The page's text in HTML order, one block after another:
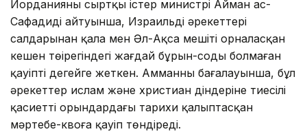
Иорданияның сыртқы істер министрі Айман ас-
Сафадидің айтуынша, Израильдің әрекеттері
салдарынан қала мен Әл-Ақса мешіті орналасқан
кешен төңірегіндегі жағдай бұрын-соңды болмаған
қауіпті деңгейге жеткен. Амманның бағалауынша, бұл
әрекеттер ислам және христиан діндеріне тиесілі
қасиетті орындардағы тарихи қалыптасқан
мәртебе-квоға қауіп төндіреді.